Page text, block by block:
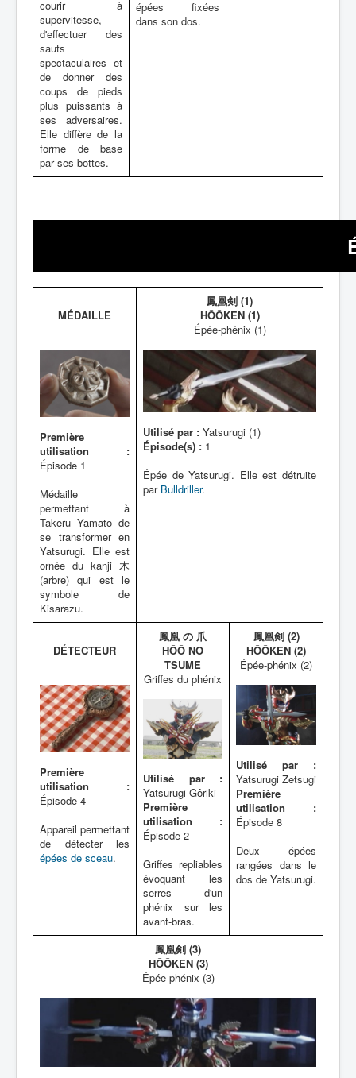
courir à
supervitesse,
d'effectuer des
sauts
spectaculaires et
de donner des
coups de pieds
plus puissants à
ses adversaires.
Elle diffère de la
forme de base
par ses bottes.
épées fixées
dans son dos.
MÉDAILLE
Première
utilisation :
Épisode 1
Médaille
permettant à
Takeru Yamato de
se transformer en
Yatsurugi. Elle est
ornée du kanji 木
(arbre) qui est le
symbole de
Kisarazu.
鳳凰剣 (1)
HÔÔKEN (1)
Épée-phénix (1)
Utilisé par : Yatsurugi (1)
Épisode(s) : 1
Épée de Yatsurugi. Elle est détruite
par Bulldriller.
DÉTECTEUR
Première
utilisation :
Épisode 4
Appareil permettant
de détecter les
épées de sceau.
鳳凰 の 爪
HÔÔ NO
TSUME
Griffes du phénix
Utilisé par :
Yatsurugi Gôriki
Première
utilisation :
Épisode 2
Griffes repliables
évoquant les
serres d'un
phénix sur les
avant-bras.
鳳凰剣 (2)
HÔÔKEN (2)
Épée-phénix (2)
Utilisé par :
Yatsurugi Zetsugi
Première
utilisation :
Épisode 8
Deux épées
rangées dans le
dos de Yatsurugi.
鳳凰剣 (3)
HÔÔKEN (3)
Épée-phénix (3)